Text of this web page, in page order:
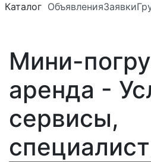
Каталог ОбъявленияЗаявки
Мини-
аренда -
сервисы,